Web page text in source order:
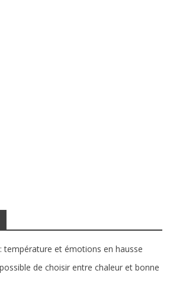
température et émotions en hausse
de choisir entre chaleur et bonne